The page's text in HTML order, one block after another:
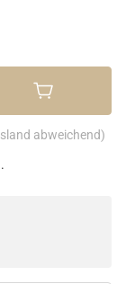
abweichend)